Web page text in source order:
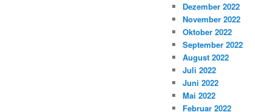
Dezember 2022
November 2022
Oktober 2022
September 2022
August 2022
Juli 2022
Juni 2022
Mai 2022
Februar 2022